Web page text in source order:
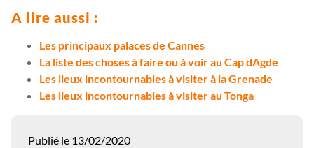
A lire aussi :
Les principaux palaces de Cannes
La liste des choses à faire ou à voir au Cap dAgde
Les lieux incontournables à visiter à la Grenade
Les lieux incontournables à visiter au Tonga
Publié le 13/02/2020